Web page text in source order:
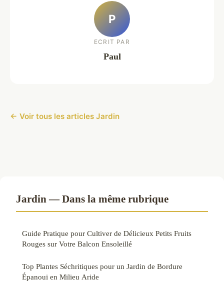
P
ECRIT PAR
Paul
← Voir tous les articles Jardin
Jardin — Dans la même rubrique
Guide Pratique pour Cultiver de Délicieux Petits Fruits
Rouges sur Votre Balcon Ensoleillé
Top Plantes Séchritiques pour un Jardin de Bordure
Épanoui en Milieu Aride